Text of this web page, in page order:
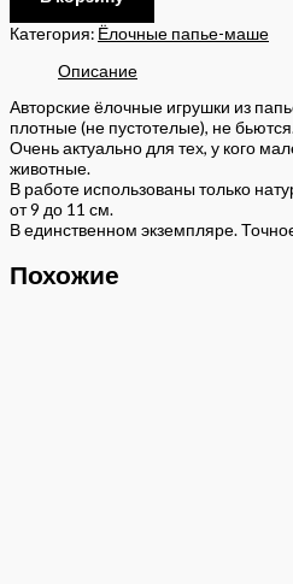
Категория: Ёлочные папье-маше
Описание
Авторские ёлочные игрушки из
плотные (не пустотелые), не
Очень актуально для тех, у кого
животные.
В работе использованы только
от 9 до 11 см.
В единственном экземпляре.
Похожие